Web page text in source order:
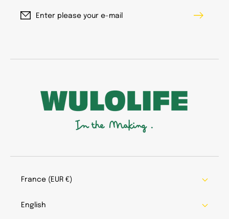
Enter please your e-mail
France (EUR €)
English